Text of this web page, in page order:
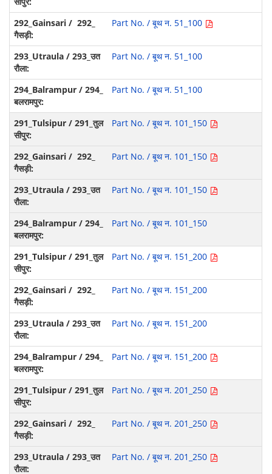
Part No. / बूथ न. 51_100
Part No. / बूथ न. 51_100
Part No. / बूथ न. 51_100
Part No. / बूथ न. 101_150
Part No. / बूथ न. 101_150
Part No. / बूथ न. 101_150
Part No. / बूथ न. 101_150
Part No. / बूथ न. 151_200
Part No. / बूथ न. 151_200
Part No. / बूथ न. 151_200
Part No. / बूथ न. 151_200
Part No. / बूथ न. 201_250
Part No. / बूथ न. 201_250
Part No. / बूथ न. 201_250